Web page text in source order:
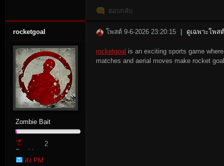
tat
ตอบกลับ
rocketgoal
Zombie Bait
Zombie
Point
2
ส่ง PM
โพสต์ 9-6-2026 23:20:15 ดูเฉพาะโพส
rocketgoal is an exciting sports game
matches and aerial moves make rocket